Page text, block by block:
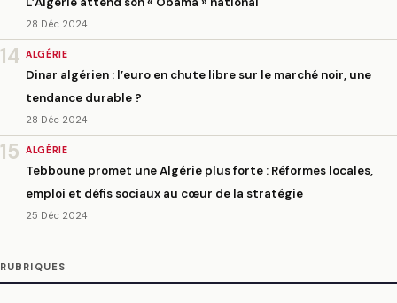
28 Déc 2024
14 ALGÉRIE
Dinar algérien : l’euro en chute libre sur le marché noir, une
tendance durable ?
28 Déc 2024
15 ALGÉRIE
Tebboune promet une Algérie plus forte : Réformes locales,
emploi et défis sociaux au cœur de la stratégie
25 Déc 2024
RUBRIQUES